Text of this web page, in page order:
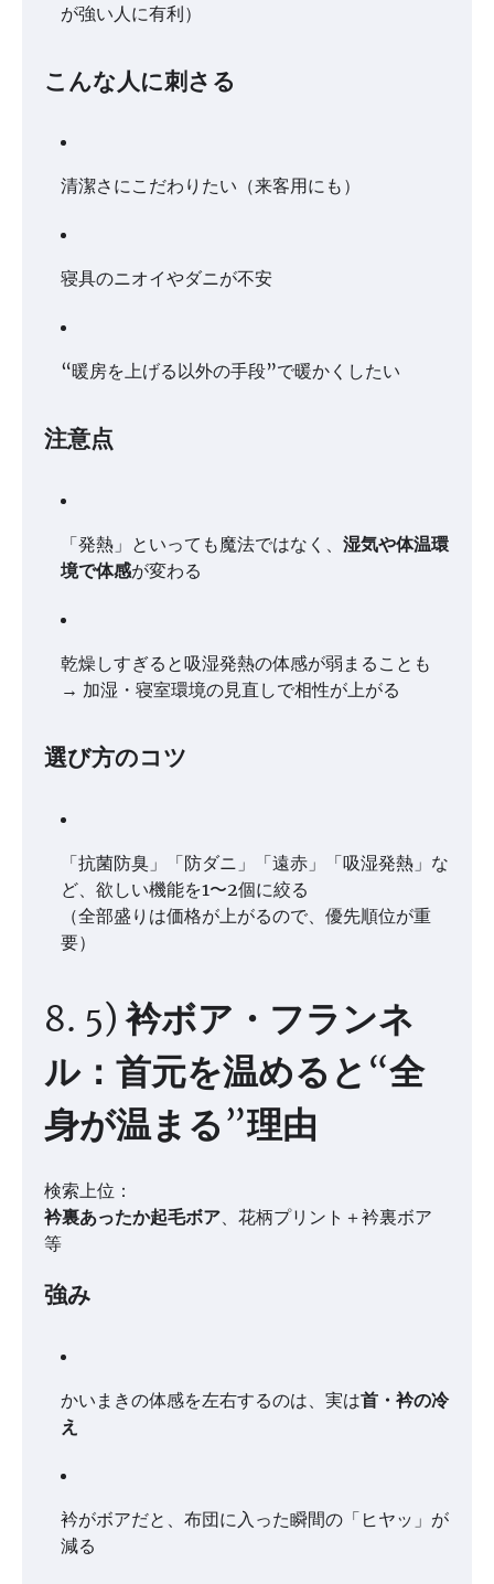
が強い人に有利）
こんな人に刺さる
清潔さにこだわりたい（来客用にも）
寝具のニオイやダニが不安
“暖房を上げる以外の手段”で暖かくしたい
注意点
「発熱」といっても魔法ではなく、 湿気や体温環
境で体感が変わる
乾燥しすぎると吸湿発熱の体感が弱まることも
→ 加湿・寝室環境の見直しで相性が上がる
選び方のコツ
「抗菌防臭」「防ダニ」「遠赤」「吸湿発熱」な
ど、欲しい機能を1〜2個に絞る
（全部盛りは価格が上がるので、優先順位が重
要）
8. 5) 衿ボア・フランネ
ル：首元を温めると“全
身が温まる”理由
検索上位：
衿裏あったか起毛ボア、花柄プリント＋衿裏ボア
等
強み
かいまきの体感を左右するのは、実は首・衿の冷
え
衿がボアだと、布団に入った瞬間の「ヒヤッ」が
減る